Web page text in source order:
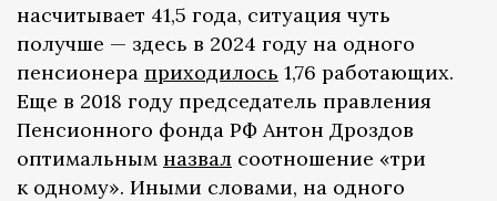
насчитывает 41,5 года, ситуация чуть
получше — здесь в 2024 году на одного
пенсионера приходилось 1,76 работающих.
Еще в 2018 году председатель правления
Пенсионного фонда РФ Антон Дроздов
оптимальным назвал соотношение «три
к одному». Иными словами, на одного